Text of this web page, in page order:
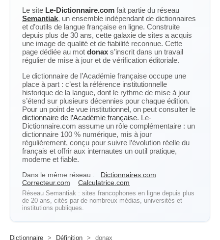
Le site Le-Dictionnaire.com fait partie du réseau
Semantiak, un ensemble indépendant de dictionnaires
et d’outils de langue française en ligne. Construite
depuis plus de 30 ans, cette galaxie de sites a acquis
une image de qualité et de fiabilité reconnue. Cette
page dédiée au mot donax s’inscrit dans un travail
régulier de mise à jour et de vérification éditoriale.
Le dictionnaire de l’Académie française occupe une
place à part : c’est la référence institutionnelle
historique de la langue, dont le rythme de mise à jour
s’étend sur plusieurs décennies pour chaque édition.
Pour un point de vue institutionnel, on peut consulter le
dictionnaire de l’Académie française. Le-
Dictionnaire.com assume un rôle complémentaire : un
dictionnaire 100 % numérique, mis à jour
régulièrement, conçu pour suivre l’évolution réelle du
français et offrir aux internautes un outil pratique,
moderne et fiable.
Dans le même réseau :
Dictionnaires.com
Correcteur.com
Calculatrice.com
Réseau Semantiak : sites francophones en ligne depuis plus
de 20 ans, cités par de nombreux médias, universités et
institutions publiques.
Dictionnaire > Définition > donax